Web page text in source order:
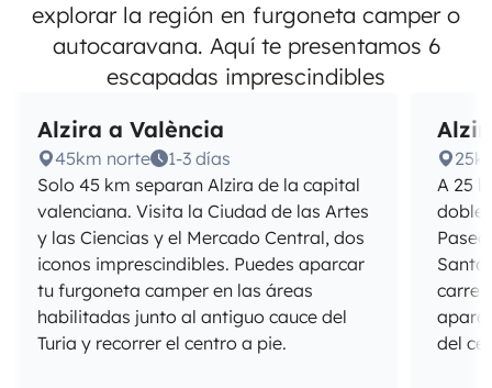
explorar la región en furgoneta camper o
autocaravana. Aquí te presentamos 6
escapadas imprescindibles
Alzira a València
45km norte
1-3 días
Solo 45 km separan Alzira de la capital
valenciana. Visita la Ciudad de las Artes
y las Ciencias y el Mercado Central, dos
iconos imprescindibles. Puedes aparcar
tu furgoneta camper en las áreas
habilitadas junto al antiguo cauce del
Turia y recorrer el centro a pie.
A 25
doble
Santa
del